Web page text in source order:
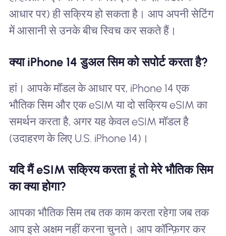
आधार पर) ही सक्रिय हो सकता है। आप अपनी सेटिंग
में आसानी से उनके बीच स्विच कर सकते हैं।
क्या iPhone 14 डुअल सिम को सपोर्ट करता है?
हां। आपके मॉडल के आधार पर, iPhone 14 एक
भौतिक सिम और एक eSIM या दो सक्रिय eSIM का
समर्थन करता है, अगर यह केवल eSIM मॉडल है
(उदाहरण के लिए U.S. iPhone 14)।
यदि मैं eSIM सक्रिय करता हूं तो मेरे भौतिक सिम
का क्या होगा?
आपका भौतिक सिम तब तक काम करता रहेगा जब तक
आप इसे अक्षम नहीं करना चुनते। आप कॉन्फ़िगर कर